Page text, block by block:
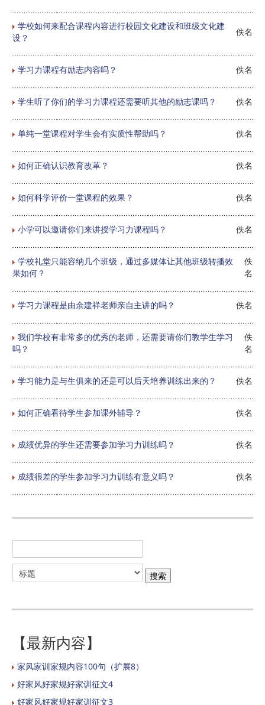
学校如何来配合课程内容进行校园文化建设和班级文化建
设？
佚名
学习力课程有励志内容吗？ 佚名
学生听了你们的学习力课程还需要听其他的励志课吗？ 佚名
单纯一堂课程对学生会有实质性帮助吗？ 佚名
如何正确认识教育改革？ 佚名
如何科学评价一堂课程的效果？ 佚名
小学可以邀请你们来讲授学习力课程吗？ 佚名
学校礼堂只能容纳几个班级，通过多媒体让其他班级转播效
果如何？
佚
名
学习力课程是由余建祥老师亲自主讲的吗？ 佚名
我们学校有非常多的优秀的老师，还需要请你们教学生学习
吗？
佚
名
学习能力是与生俱来的还是可以后天培养训练出来的？ 佚名
如何正确看待学生参加课外辅导？ 佚名
成绩优异的学生还需要参加学习力训练吗？ 佚名
成绩很差的学生参加学习力训练有意义吗？ 佚名
【最新内容】
家风家训家规内容100句（扩展8）
好家风好家规好家训征文4
好家风好家规好家训征文3